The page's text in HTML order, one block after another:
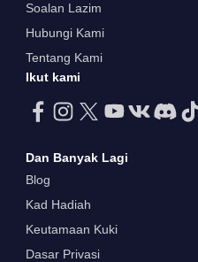
Soalan Lazim
Hubungi Kami
Tentang Kami
Ikut kami
Dan Banyak Lagi
Blog
Kad Hadiah
Keutamaan Kuki
Dasar Privasi